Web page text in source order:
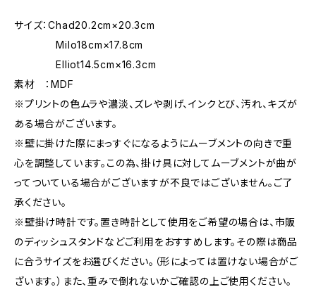
サイズ：Chad20.2cm×20.3cm
Milo18cm×17.8cm
Elliot14.5cm×16.3cm
素材 ：MDF
※プリントの色ムラや濃淡、ズレや剥げ、インクとび、汚れ、キズが
ある場合がございます。
※壁に掛けた際にまっすぐになるようにムーブメントの向きで重
心を調整しています。この為、掛け具に対してムーブメントが曲が
ってついている場合がございますが不良ではございません。ご了
承ください。
※壁掛け時計です。置き時計として使用をご希望の場合は、市販
のディッシュスタンドなどご利用をおすすめします。その際は商品
に合うサイズをお選びください。（形によっては置けない場合がご
ざいます。）また、重みで倒れないかご確認の上ご使用ください。